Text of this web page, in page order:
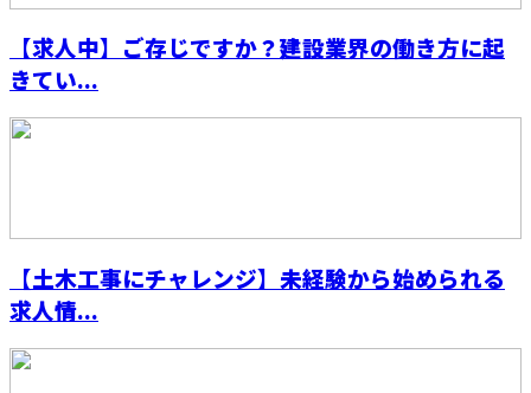
【求人中】ご存じですか？建設業界の働き方に起
きてい...
【土木工事にチャレンジ】未経験から始められる
求人情...